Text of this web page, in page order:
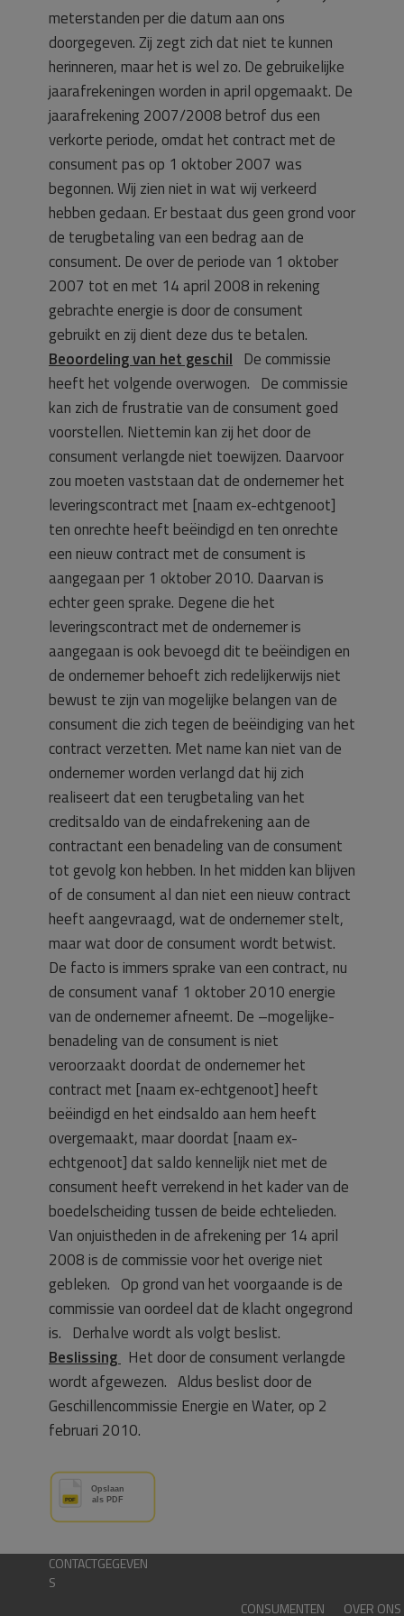
meterstanden per die datum aan ons
doorgegeven. Zij zegt zich dat niet te kunnen
herinneren, maar het is wel zo. De gebruikelijke
jaarafrekeningen worden in april opgemaakt. De
jaarafrekening 2007/2008 betrof dus een
verkorte periode, omdat het contract met de
consument pas op 1 oktober 2007 was
begonnen. Wij zien niet in wat wij verkeerd
hebben gedaan. Er bestaat dus geen grond voor
de terugbetaling van een bedrag aan de
consument. De over de periode van 1 oktober
2007 tot en met 14 april 2008 in rekening
gebrachte energie is door de consument
gebruikt en zij dient deze dus te betalen.
Beoordeling van het geschil De commissie
heeft het volgende overwogen. De commissie
kan zich de frustratie van de consument goed
voorstellen. Niettemin kan zij het door de
consument verlangde niet toewijzen. Daarvoor
zou moeten vaststaan dat de ondernemer het
leveringscontract met [naam ex-echtgenoot]
ten onrechte heeft beëindigd en ten onrechte
een nieuw contract met de consument is
aangegaan per 1 oktober 2010. Daarvan is
echter geen sprake. Degene die het
leveringscontract met de ondernemer is
aangegaan is ook bevoegd dit te beëindigen en
de ondernemer behoeft zich redelijkerwijs niet
bewust te zijn van mogelijke belangen van de
consument die zich tegen de beëindiging van het
contract verzetten. Met name kan niet van de
ondernemer worden verlangd dat hij zich
realiseert dat een terugbetaling van het
creditsaldo van de eindafrekening aan de
contractant een benadeling van de consument
tot gevolg kon hebben. In het midden kan blijven
of de consument al dan niet een nieuw contract
heeft aangevraagd, wat de ondernemer stelt,
maar wat door de consument wordt betwist.
De facto is immers sprake van een contract, nu
de consument vanaf 1 oktober 2010 energie
van de ondernemer afneemt. De –mogelijke-
benadeling van de consument is niet
veroorzaakt doordat de ondernemer het
contract met [naam ex-echtgenoot] heeft
beëindigd en het eindsaldo aan hem heeft
overgemaakt, maar doordat [naam ex-
echtgenoot] dat saldo kennelijk niet met de
consument heeft verrekend in het kader van de
boedelscheiding tussen de beide echtelieden.
Van onjuistheden in de afrekening per 14 april
2008 is de commissie voor het overige niet
gebleken. Op grond van het voorgaande is de
commissie van oordeel dat de klacht ongegrond
is. Derhalve wordt als volgt beslist.
Beslissing Het door de consument verlangde
wordt afgewezen. Aldus beslist door de
Geschillencommissie Energie en Water, op 2
februari 2010.
CONTACTGEGEVEN
S
CONSUMENTEN
OVER ONS